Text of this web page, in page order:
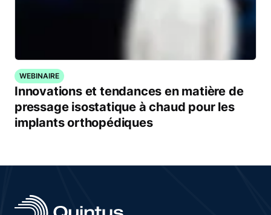
WEBINAIRE
Innovations et tendances en matière de
pressage isostatique à chaud pour les
implants orthopédiques